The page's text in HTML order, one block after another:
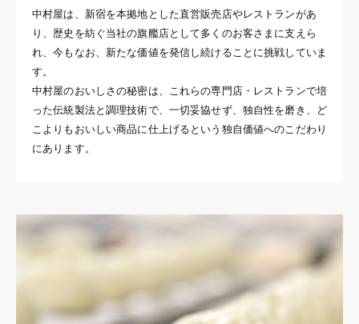
中村屋は、新宿を本拠地とした直営販売店やレストランがあ
り、歴史を紡ぐ当社の旗艦店として多くのお客さまに支えら
れ、今もなお、新たな価値を発信し続けることに挑戦していま
す。
中村屋のおいしさの秘密は、これらの専門店・レストランで培
った伝統製法と調理技術で、一切妥協せず、独自性を磨き、ど
こよりもおいしい商品に仕上げるという独自価値へのこだわり
にあります。